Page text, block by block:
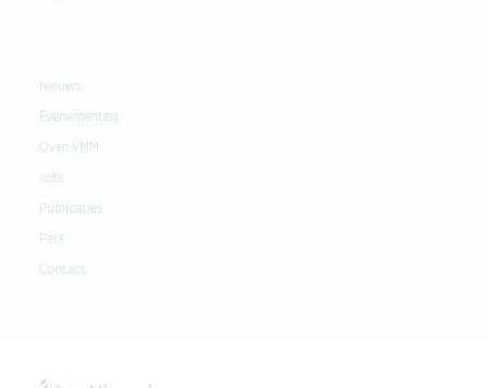
Nieuws
Evenementen
Over VMM
Jobs
Publicaties
Pers
Contact